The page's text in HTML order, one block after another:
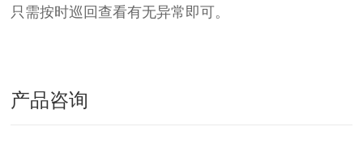
只需按时巡回查看有无异常即可。
产品咨询